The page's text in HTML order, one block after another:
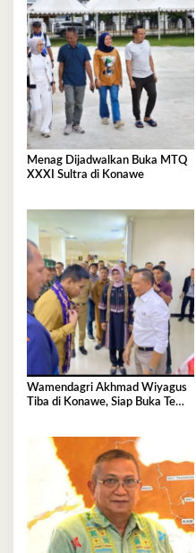
Menag Dijadwalkan Buka MTQ
XXXI Sultra di Konawe
Wamendagri Akhmad Wiyagus
Tiba di Konawe, Siap Buka Temu